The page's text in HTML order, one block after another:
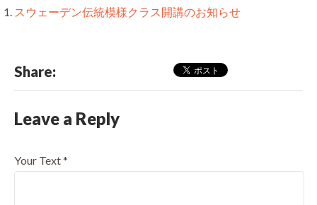
スウェーデン伝統模様クラス開講のお知らせ
Share:
Leave a Reply
Your Text*